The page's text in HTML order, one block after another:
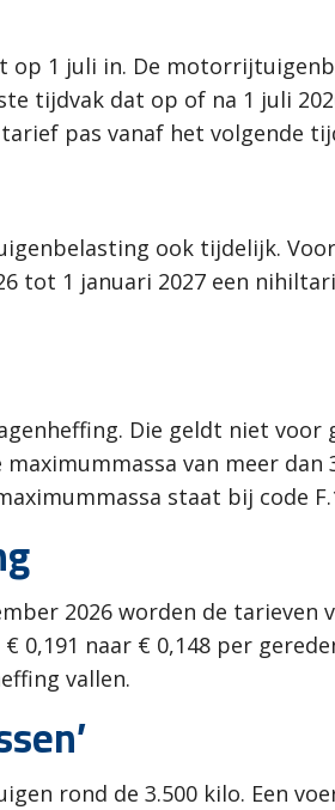
op 1 juli in. De
tijdvak dat op of na 1 juli
pas vanaf het volgende
ook tijdelijk.
tot 1 januari 2027 een
Die geldt niet
van meer
staat bij code
2026 worden de
0,191 naar € 0,148 per
vallen.
rond de 3.500 kilo. Een